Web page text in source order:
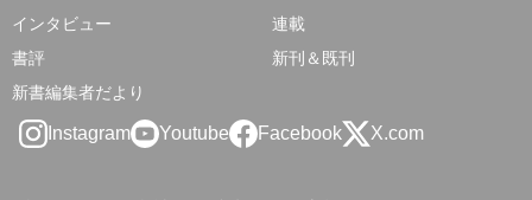
インタビュー
連載
書評
新刊＆既刊
新書編集者だより
Instagram Youtube Facebook X.com